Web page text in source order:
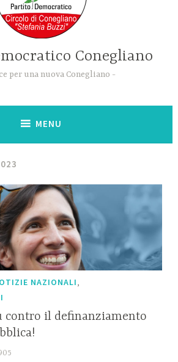
Conegliano
per una nuova Conegliano
MENU
NAZIONALI,
contro il definanziamento